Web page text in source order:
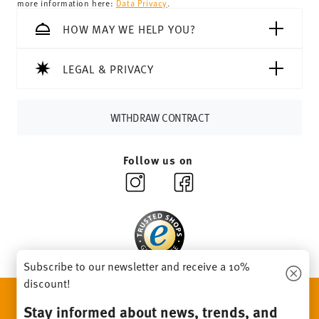
69,90 CHF, delivery charges are 36,90 CHF.
Tracking:You will receive a tracking code by e-mail as
Delivery time: 3-5 working days for delivery within
Germany for items in stock. You can view delivery times to
For returns, please use ourreturns service
more information here: Data Privacy
HOW MAY WE HELP YOU?
LEGAL & PRIVACY
WITHDRAW CONTRACT
Follow us on
Beauty & functionality for your home
Subscribe to our newsletter and receive a 10%
discount!
Stay informed about news, trends, and